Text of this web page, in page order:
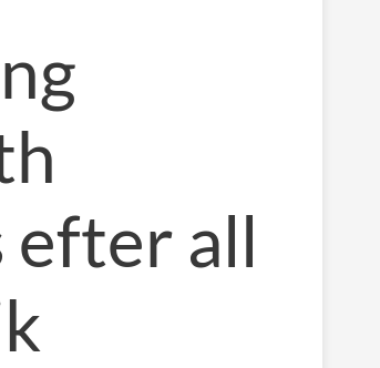
efter all